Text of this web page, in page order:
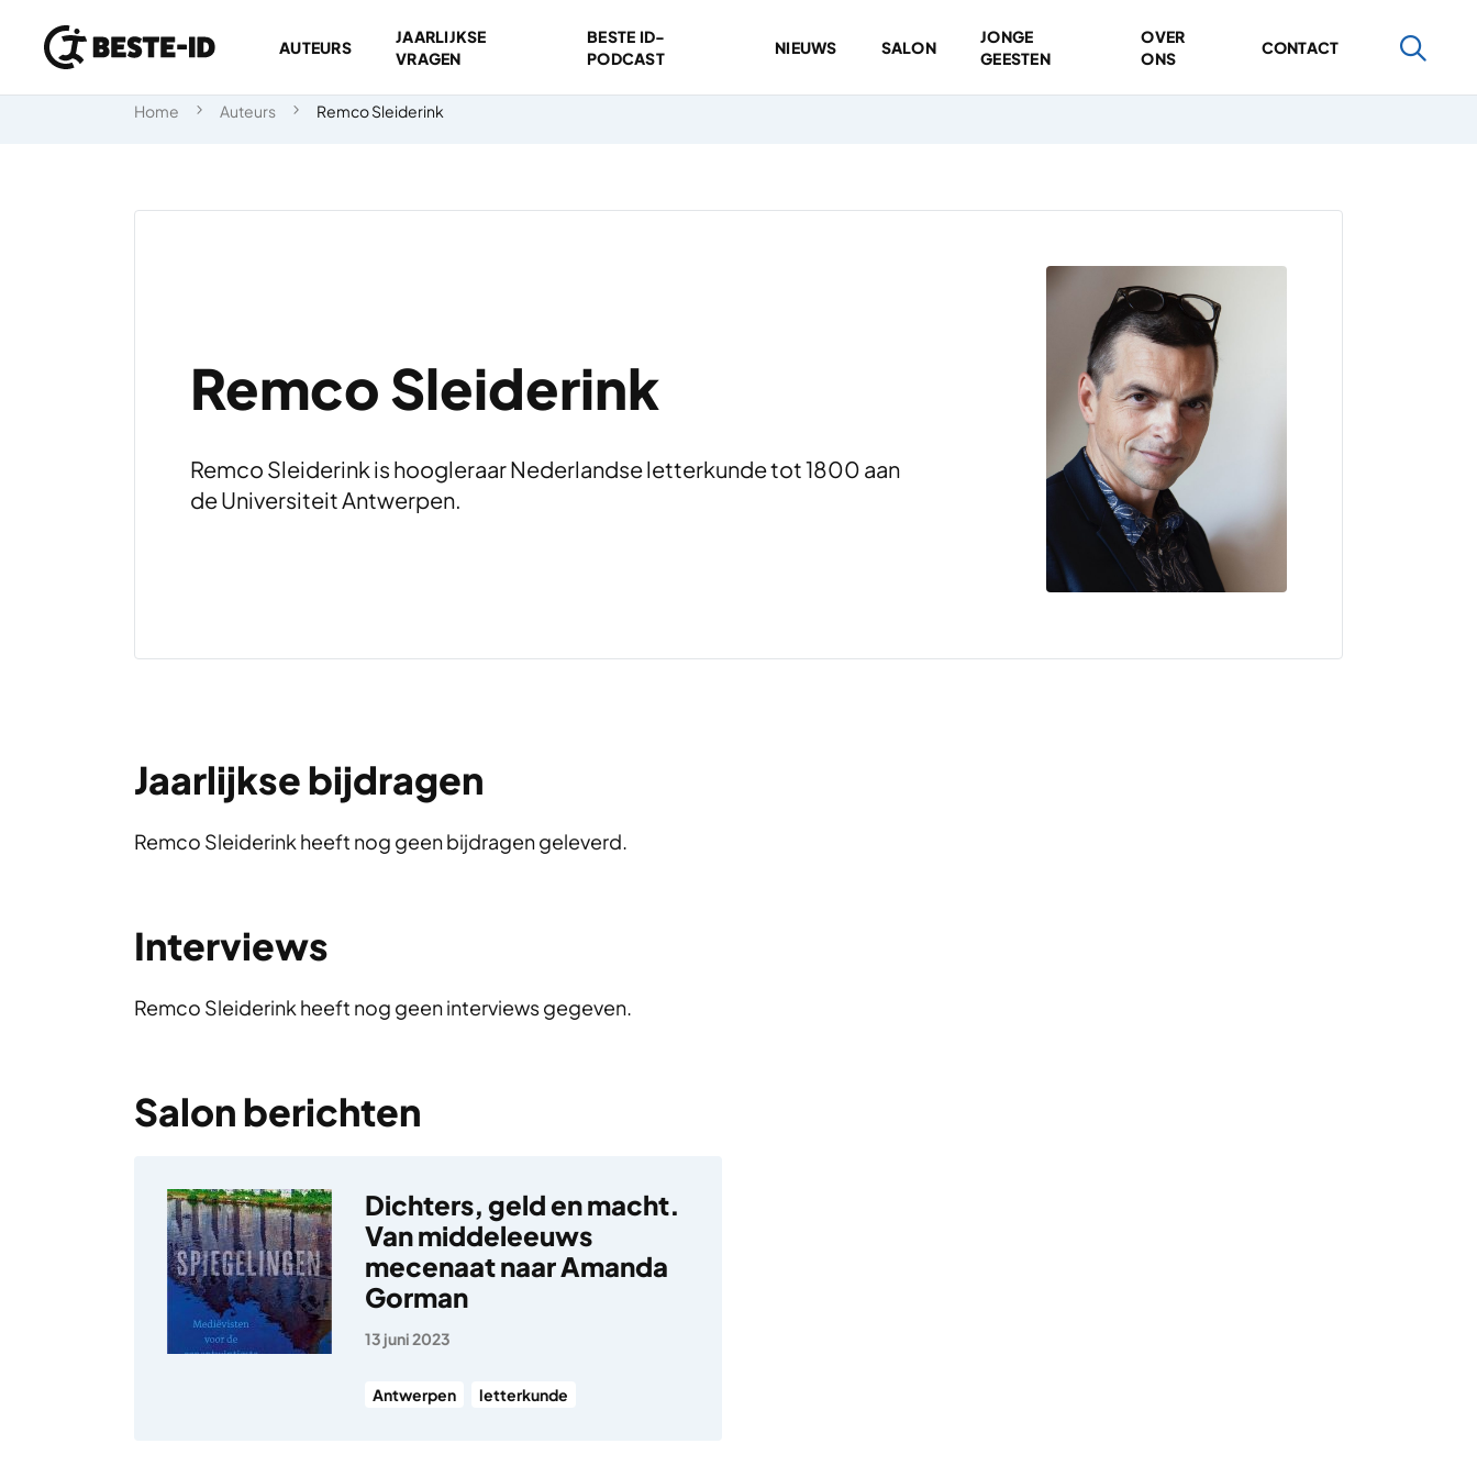
Ga naar inhoud
AUTEURS
JAARLIJKSE
VRAGEN
BESTE ID-
PODCAST
NIEUWS SALON
JONGE
GEESTEN
OVER
ONS
CONTACT
Home Auteurs Remco Sleiderink
Remco Sleiderink
Remco Sleiderink is hoogleraar Nederlandse letterkunde tot 1800 aan
de Universiteit Antwerpen.
Jaarlijkse bijdragen
Remco Sleiderink heeft nog geen bijdragen geleverd.
Interviews
Remco Sleiderink heeft nog geen interviews gegeven.
Salon berichten
Dichters, geld en macht.
Van middeleeuws
mecenaat naar Amanda
Gorman
13 juni 2023
Antwerpen letterkunde